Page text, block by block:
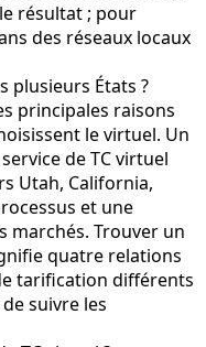
résultat ; pour
des réseaux locaux
plusieurs États ?
principales raisons
le virtuel. Un
de TC virtuel
Utah, California,
et une
marchés. Trouver un
quatre relations
tarification différents
suivre les